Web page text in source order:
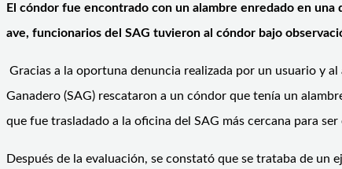
El cóndor fue encontrado con un alambre enredado en
ave, funcionarios del SAG tuvieron al cóndor bajo
Gracias a la oportuna denuncia realizada por un usuario y
Ganadero (SAG) rescataron a un cóndor que tenía un
que fue trasladado a la oficina del SAG más cercana para
Después de la evaluación, se constató que se trataba de